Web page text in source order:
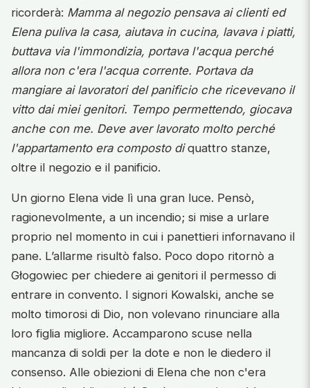
ricorderà: Mamma al negozio pensava ai clienti ed
Elena puliva la casa, aiutava in cucina, lavava i piatti,
buttava via l'immondizia, portava l'acqua perché
allora non c'era l'acqua corrente. Portava da
mangiare ai lavoratori del panificio che ricevevano il
vitto dai miei genitori. Tempo permettendo, giocava
anche con me. Deve aver lavorato molto perché
l'appartamento era composto diquattro stanze,
oltre il negozio e il panificio.
Un giorno Elena vide lì una gran luce. Pensò,
ragionevolmente, a un incendio; si mise a urlare
proprio nel momento in cui i panettieri infornavano il
pane. L’allarme risultò falso. Poco dopo ritornò a
Głogowiec per chiedere ai genitori il permesso di
entrare in convento. I signori Kowalski, anche se
molto timorosi di Dio, non volevano rinunciare alla
loro figlia migliore. Accamparono scuse nella
mancanza di soldi per la dote e non le diedero il
consenso. Alle obiezioni di Elena che non c'era